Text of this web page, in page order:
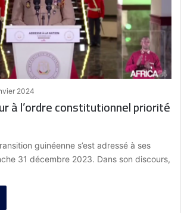
2024
à l’ordre constitutionnel priorité
guinéenne s’est adressé à ses
31 décembre 2023. Dans son discours,